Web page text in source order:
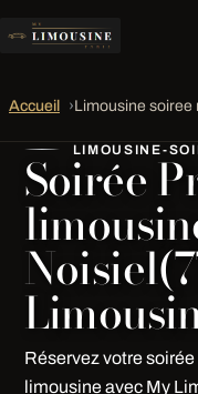
Accueil ›Limousine soiree
LIMOUSINE-
Soirée
Réservez votre
limousine avec My